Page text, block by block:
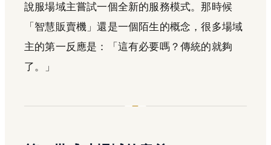
說服場域主嘗試一個全新的服務模式。那時候
「智慧販賣機」還是一個陌生的概念，很多場域
主的第一反應是：「這有必要嗎？傳統的就夠
了。」